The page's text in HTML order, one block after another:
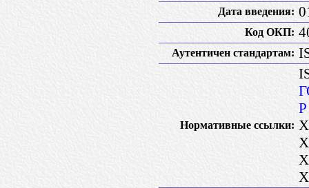
Дата введения:
Код ОКП:
Аутентичен стандартам:
Нормативные ссылки: